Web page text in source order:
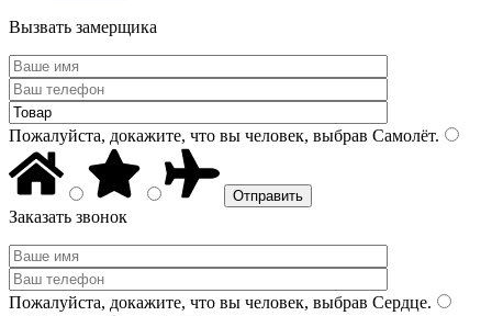
Вызвать замерщика
Пожалуйста, докажите, что вы человек, выбрав Самолёт.
Заказать звонок
Пожалуйста, докажите, что вы человек, выбрав Сердце.